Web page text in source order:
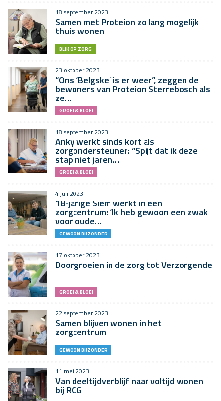
18 september 2023
Samen met Proteion zo lang mogelijk
thuis wonen
BLIK OP ZORG
23 oktober 2023
“Ons ‘Belgske’ is er weer”, zeggen de
bewoners van Proteion Sterrebosch als
ze…
GROEI & BLOEI
18 september 2023
Anky werkt sinds kort als
zorgondersteuner: “Spijt dat ik deze
stap niet jaren…
GROEI & BLOEI
4 juli 2023
18-jarige Siem werkt in een
zorgcentrum: ‘Ik heb gewoon een zwak
voor oude…
GEWOON BIJZONDER
17 oktober 2023
Doorgroeien in de zorg tot Verzorgende
GROEI & BLOEI
22 september 2023
Samen blijven wonen in het
zorgcentrum
GEWOON BIJZONDER
11 mei 2023
Van deeltijdverblijf naar voltijd wonen
bij RCG